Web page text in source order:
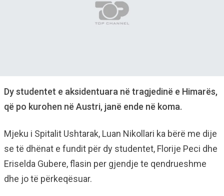
Dy studentet e aksidentuara në tragjedinë e Himarës,
që po kurohen në Austri, janë ende në koma.
Mjeku i Spitalit Ushtarak, Luan Nikollari ka bërë me dije
se të dhënat e fundit për dy studentet, Florije Peci dhe
Eriselda Gubere, flasin per gjendje te qendrueshme
dhe jo të përkeqësuar.